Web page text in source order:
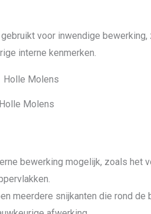
voor inwendige bewerking,
interne kenmerken.
Holle Molens
bewerking mogelijk, zoals het
meerdere snijkanten die rond de